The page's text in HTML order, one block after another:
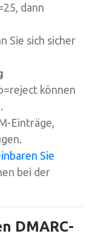
, dann
Sie sich sicher
können
Einträge,
Sie
bei der
DMARC-